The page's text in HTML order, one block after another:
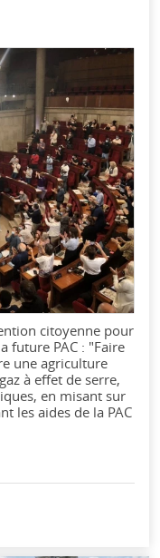
citoyenne pour
future PAC : "Faire
une agriculture
à effet de serre,
en misant sur
les aides de la PAC